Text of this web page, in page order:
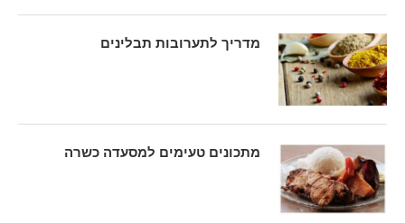
מדריך לתערובות תבלינים
מתכונים טעימים למסעדה כשרה